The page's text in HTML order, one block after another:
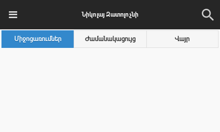
Նիկոլայ Զատոլոչնի
Միջոցառումներ Ժամանակացույց Վայր